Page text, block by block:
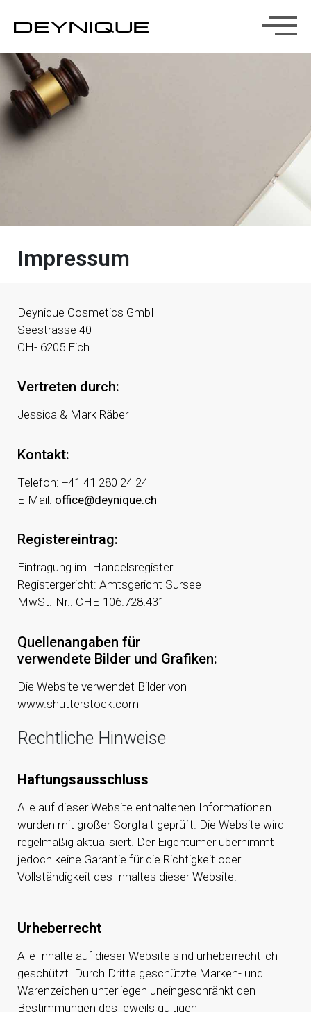
Impressum
Deynique Cosmetics GmbH
Seestrasse 40
CH- 6205 Eich
Vertreten durch:
Jessica & Mark Räber
Kontakt:
Telefon: +41 41 280 24 24
E-Mail: office@deynique.ch
Registereintrag:
Eintragung im Handelsregister.
Registergericht: Amtsgericht Sursee
MwSt.-Nr.: CHE-106.728.431
Quellenangaben für
verwendete Bilder und Grafiken:
Die Website verwendet Bilder von
www.shutterstock.com
Rechtliche Hinweise
Haftungsausschluss
Alle auf dieser Website enthaltenen Informationen
wurden mit großer Sorgfalt geprüft. Die Website wird
regelmäßig aktualisiert. Der Eigentümer übernimmt
jedoch keine Garantie für die Richtigkeit oder
Vollständigkeit des Inhaltes dieser Website.
Urheberrecht
Alle Inhalte auf dieser Website sind urheberrechtlich
geschützt. Durch Dritte geschützte Marken- und
Warenzeichen unterliegen uneingeschränkt den
Bestimmungen des jeweils gültigen